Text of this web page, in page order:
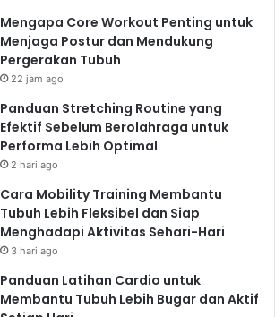
Mengapa Core Workout Penting untuk
Menjaga Postur dan Mendukung
Pergerakan Tubuh
22 jam ago
Panduan Stretching Routine yang
Efektif Sebelum Berolahraga untuk
Performa Lebih Optimal
2 hari ago
Cara Mobility Training Membantu
Tubuh Lebih Fleksibel dan Siap
Menghadapi Aktivitas Sehari-Hari
3 hari ago
Panduan Latihan Cardio untuk
Membantu Tubuh Lebih Bugar dan Aktif